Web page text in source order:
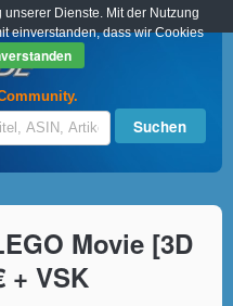
Movie [3D
+ VSK
Dienste. Mit der Nutzung
einverstanden, dass wir Cookies